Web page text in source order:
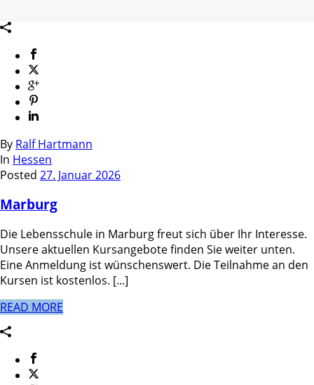
By Ralf Hartmann
In Hessen
Posted 27. Januar 2026
Marburg
Die Lebensschule in Marburg freut sich über Ihr Interesse.
Unsere aktuellen Kursangebote finden Sie weiter unten.
Eine Anmeldung ist wünschenswert. Die Teilnahme an den
Kursen ist kostenlos. [...]
READ MORE